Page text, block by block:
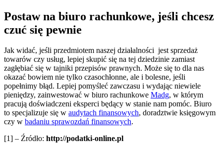
Postaw na biuro rachunkowe, jeśli chcesz
czuć się pewnie
Jak widać, jeśli przedmiotem naszej działalności jest sprzedaż
towarów czy usług, lepiej skupić się na tej dziedzinie zamiast
zagłębiać się w tajniki przepisów prawnych. Może się to dla nas
okazać bowiem nie tylko czasochłonne, ale i bolesne, jeśli
popełnimy błąd. Lepiej pomyśleć zawczasu i wydając niewiele
pieniędzy, zainwestować w biuro rachunkowe Madg, w którym
pracują doświadczeni eksperci będący w stanie nam pomóc. Biuro
to specjalizuje się w audytach finansowych, doradztwie księgowym
czy w badaniu sprawozdań finansowych.
[1] – Źródło: http://podatki-online.pl